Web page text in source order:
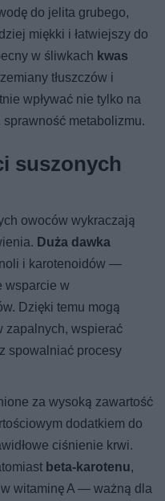
do jelita grubego,
miękki i łatwiejszy do
w śliwkach kwas
tłuszczów i
wpływać nie tylko na
metabolizmu.
suszonych
owoców wykraczają
Duża dawka
i karotenoidów —
wsparcie w
Dzięki temu mogą
zapalnych, wspierać
spowalniać procesy
za wysoką zawartość
dodatkiem do
ciśnienie krwi.
beta-karotenu,
witaminę A — ważną dla